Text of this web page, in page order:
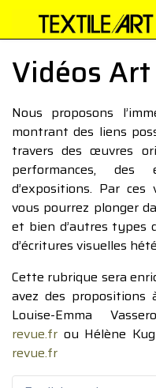
Vidéos
Nous proposons
montrant des liens
travers des œuvres
performances,
d’expositions. Par
vous pourrez plonger
et bien d’autres types
d’écritures visuelles
Cette rubrique sera
avez des propositions
Louise-Emma
revue.fr ou Hélène
revue.fr